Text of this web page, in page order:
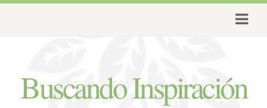
Buscando Inspiración